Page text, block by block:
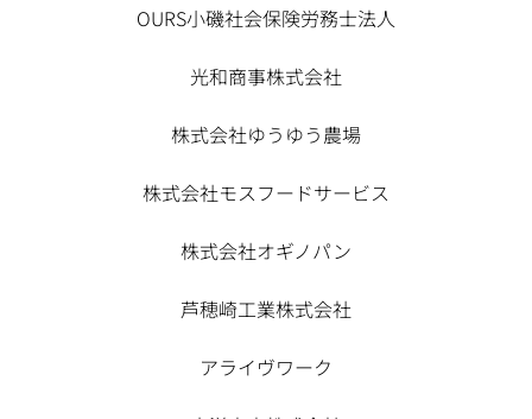
OURS小磯社会保険労務士法人
光和商事株式会社
株式会社ゆうゆう農場
株式会社モスフードサービス
株式会社オギノパン
芦穂崎工業株式会社
アライヴワーク